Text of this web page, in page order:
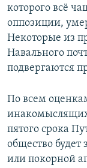
которого всё
оппозиции,
Некоторые из
Навального
подвергаются
По всем
инакомыслящих
пятого срока
общество будет
или покорной